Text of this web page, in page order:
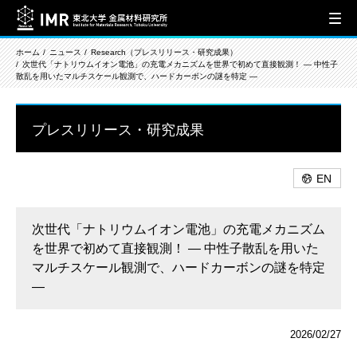
ホーム ニュース
Research（プレスリリース・研究成果）
次世代「ナトリウムイオン電池」の充電メカニズムを世界で初めて直接観測！ — 中性子
散乱を用いたマルチスケール観測で、ハードカーボンの謎を特定 —
プレスリリース・研究成果
EN
次世代「ナトリウムイオン電池」の充電メカニズム
を世界で初めて直接観測！ — 中性子散乱を用いた
マルチスケール観測で、ハードカーボンの謎を特定
—
2026/02/27